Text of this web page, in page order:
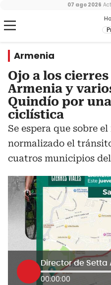
07 ago 2026
Armenia
Ojo a los
Armenia y
Quindío por
ciclística
Se espera que sobre
normalizado el
cuatros municipios
00:00:00